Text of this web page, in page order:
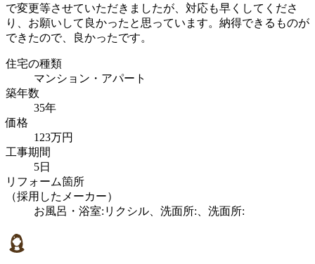
で変更等させていただきましたが、対応も早くしてくださ
り、お願いして良かったと思っています。納得できるものが
できたので、良かったです。
住宅の種類
マンション・アパート
築年数
35年
価格
123万円
工事期間
5日
リフォーム箇所
（採用したメーカー）
お風呂・浴室:リクシル、洗面所:、洗面所: